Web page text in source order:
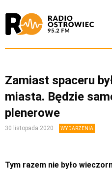
Zamiast spaceru
miasta. Będzie
plenerowe
30 listopada 2020 WYDARZENIA
Tym razem nie było